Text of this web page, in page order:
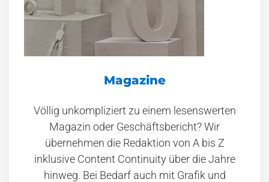
Magazine
Völlig unkompliziert zu einem lesenswerten
Magazin oder Geschäftsbericht? Wir
übernehmen die Redaktion von A bis Z
inklusive Content Continuity über die Jahre
hinweg. Bei Bedarf auch mit Grafik und